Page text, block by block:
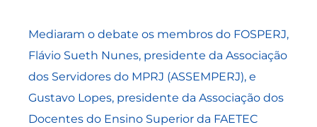
Mediaram o debate os membros do FOSPERJ,
Flávio Sueth Nunes, presidente da Associação
dos Servidores do MPRJ (ASSEMPERJ), e
Gustavo Lopes, presidente da Associação dos
Docentes do Ensino Superior da FAETEC